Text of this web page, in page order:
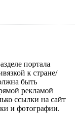
портала
к стране/
быть
рекламой
ссылки на сайт
и фотографии.